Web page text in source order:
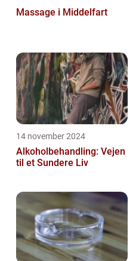
Massage i Middelfart
14 november 2024
Alkoholbehandling: Vejen
til et Sundere Liv